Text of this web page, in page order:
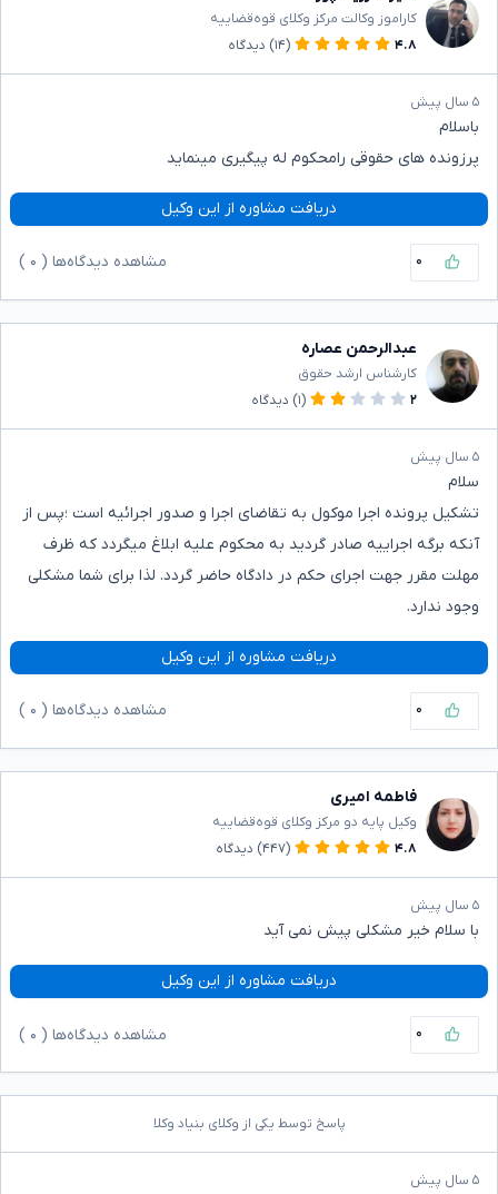
کاراموز وکالت مرکز وکلای قوه‌قضاییه
۴.۸
(۱۴) دیدگاه
۵ سال پیش
باسلام
پرزونده های حقوقی رامحکوم له پیگیری مینماید
دریافت مشاوره از این وکیل
۰ مشاهده دیدگاه‌ها ( ۰
عبدالرحمن عصاره
کارشناس ارشد حقوق
۲
(۱) دیدگاه
۵ سال پیش
سلام
تشکیل پرونده اجرا موکول به تقاضای اجرا و صدور اجرائیه است ؛پس از
آنکه برگه اجراییه صادر گردید به محکوم علیه ابلاغ میگردد که ظرف
مهلت مقرر جهت اجرای حکم در دادگاه حاضر گردد. لذا برای شما مشکلی
وجود ندارد.
دریافت مشاوره از این وکیل
۰ مشاهده دیدگاه‌ها ( ۰
فاطمه امیری
وکیل پایه دو مرکز وکلای قوه‌قضاییه
۴.۸
(۴۴۷) دیدگاه
۵ سال پیش
با سلام خیر مشکلی پیش نمی آید
دریافت مشاوره از این وکیل
۰ مشاهده دیدگاه‌ها ( ۰
پاسخ توسط یکی از وکلای بنیاد وکلا
۵ سال پیش